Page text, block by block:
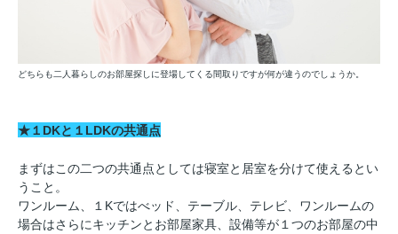
どちらも二人暮らしのお部屋探しに登場してくる間取りですが何が違うのでしょうか。
★１DKと１LDKの共通点
まずはこの二つの共通点としては寝室と居室を分けて使えるとい
うこと。
ワンルーム、１Kではべッド、テーブル、テレビ、ワンルームの
場合はさらにキッチンとお部屋家具、設備等が１つのお部屋の中